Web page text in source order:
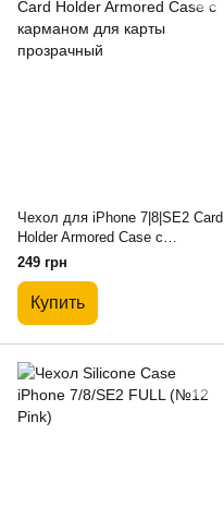
Чехол для iPhone 7|8|SE2 Card
Holder Armored Case с
карманом для карты
прозрачный
249 грн
Купить